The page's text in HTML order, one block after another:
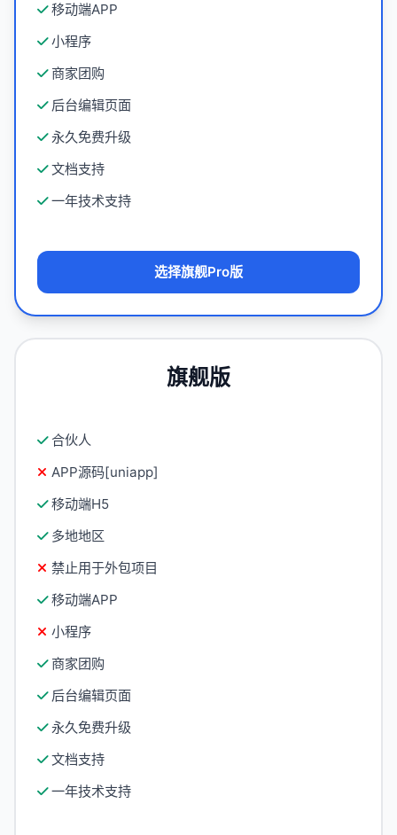
移动端APP
小程序
商家团购
后台编辑页面
永久免费升级
文档支持
一年技术支持
选择旗舰Pro版
旗舰版
合伙人
APP源码[uniapp]
移动端H5
多地地区
禁止用于外包项目
移动端APP
小程序
商家团购
后台编辑页面
永久免费升级
文档支持
一年技术支持